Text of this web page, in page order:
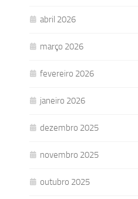
abril 2026
março 2026
fevereiro 2026
janeiro 2026
dezembro 2025
novembro 2025
outubro 2025